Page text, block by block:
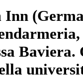
Baviera.